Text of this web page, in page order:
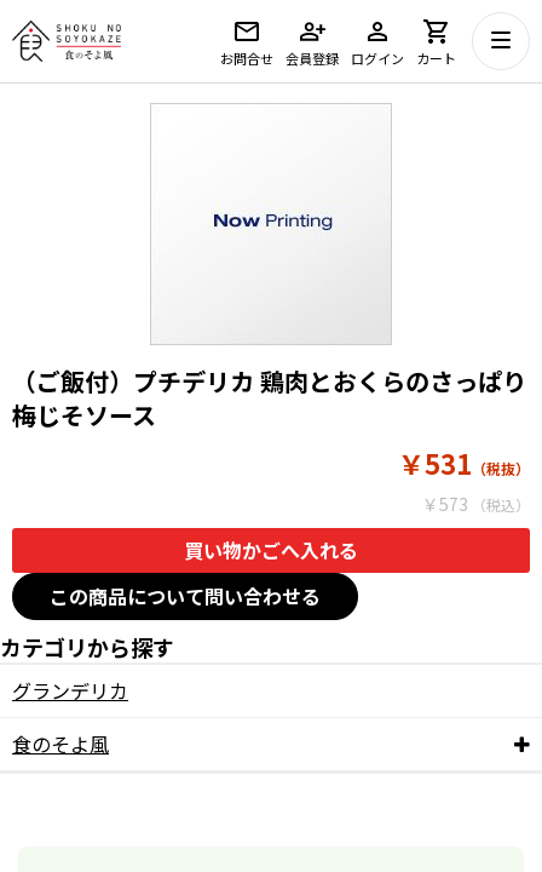
お問合せ 会員登録 ログイン カート
（ご飯付）プチデリカ 鶏肉とおくらのさっぱり
梅じそソース
￥573
￥531
この商品について問い合わせる
カテゴリから探す
グランデリカ
食のそよ風